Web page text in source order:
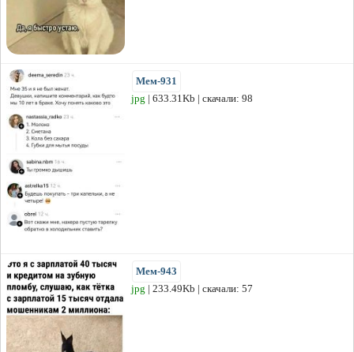
Мем-931
jpg | 633.31Kb | скачали: 98
Мем-943
jpg | 233.49Kb | скачали: 57